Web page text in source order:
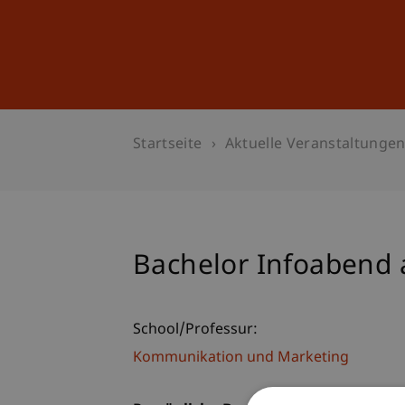
Startseite Aktuelle Veranstaltungen
Bachelor Infoabend
School/Professur:
Kommunikation und Marketing